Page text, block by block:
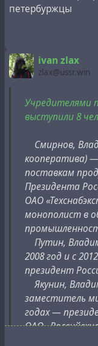
петербуржцы
ivan zlax
zlax@ussr.win
Учредителями
выступили 8
Смирнов,
кооператива) —
поставкам
Президента
ОАО
монополист в
Путин,
2008 год и с
президент
Якунин,
заместитель
годах —
ОАО